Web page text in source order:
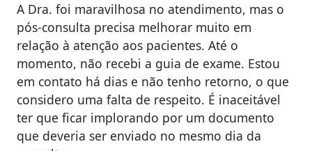
A Dra. foi maravilhosa no atendimento, mas o
pós-consulta precisa melhorar muito em
relação à atenção aos pacientes. Até o
momento, não recebi a guia de exame. Estou
em contato há dias e não tenho retorno, o que
considero uma falta de respeito. É inaceitável
ter que ficar implorando por um documento
que deveria ser enviado no mesmo dia da